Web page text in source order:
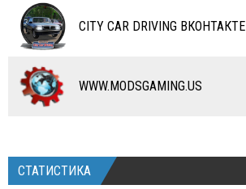
ЧИТЫ
ПРОГРАММЫ
РАЗНОЕ
CITY CAR DRIVING ВКОНТАКТЕ
WWW.MODSGAMING.US
СТАТИСТИКА